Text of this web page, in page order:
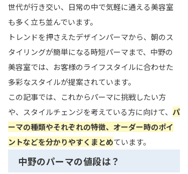
世代が行き交い、日常の中で気軽に通える美容室
も多く立ち並んでいます。
トレンドを押さえたデザインパーマから、朝のス
タイリングが簡単になる時短パーマまで、中野の
美容室では、お客様のライフスタイルに合わせた
多彩なスタイルが提案されています。
この記事では、これからパーマに挑戦したい方
や、スタイルチェンジを考えている方に向けて、 パ
ーマの種類やそれぞれの特徴、オーダー時のポイ
ントなどを分かりやすくまとめています。
中野のパーマの値段は？